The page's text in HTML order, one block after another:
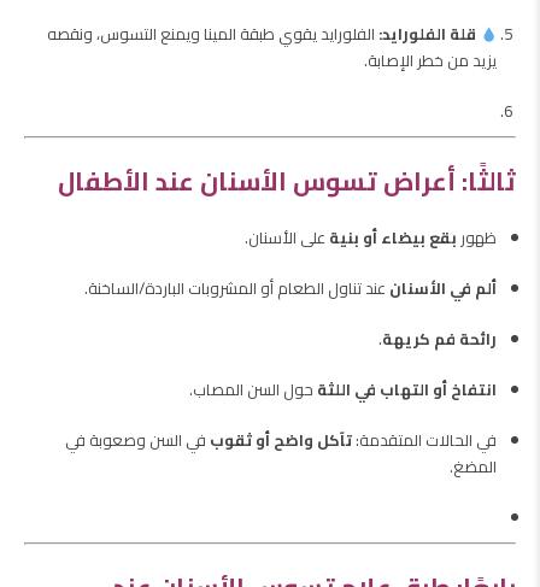
قلة الفلورايد: الفلورايد يقوي طبقة المينا ويمنع التسوس، ونقصه
يزيد من خطر الإصابة.
ثالثًا: أعراض تسوس الأسنان عند الأطفال
ظهور بقع بيضاء أو بنية على الأسنان.
ألم في الأسنان عند تناول الطعام أو المشروبات الباردة/الساخنة.
رائحة فم كريهة.
انتفاخ أو التهاب في اللثة حول السن المصاب.
في الحالات المتقدمة:تآكل واضح أو ثقوب في السن وصعوبة في
المضغ.